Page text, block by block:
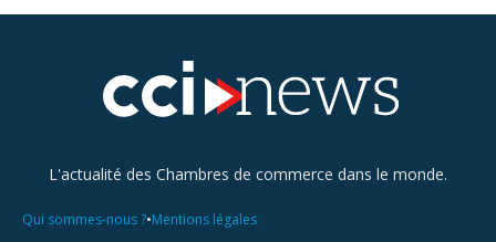
L'actualité des Chambres de commerce dans le monde.
Qui sommes-nous ?•Mentions légales